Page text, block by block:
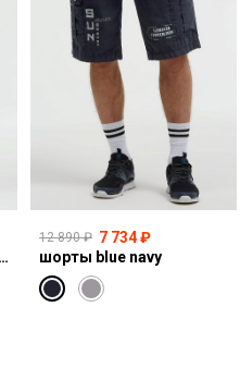
джинсы NI:CO:R611 light vintage print jogg
12 890 ₽ 7 734 ₽
шорты blue navy